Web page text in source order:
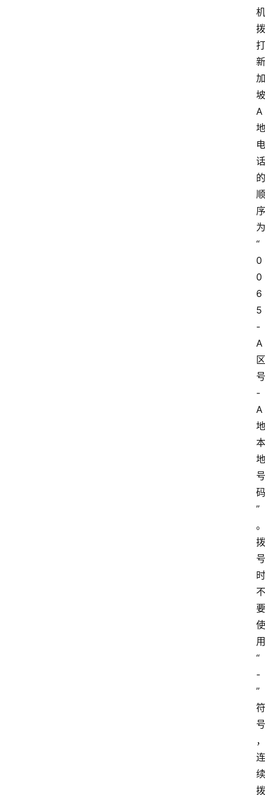
机
拨
打
新
加
坡
A
地
电
话
的
顺
序
为
“
0
0
6
5
-
A
区
号
-
A
地
本
地
号
码
”
。
拨
号
时
不
要
使
用
“
-
”
符
号
，
连
续
拨